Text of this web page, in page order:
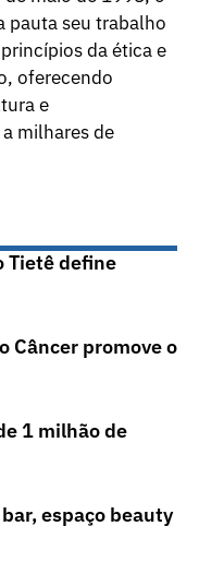
pauta seu trabalho
da ética e
oferecendo
e
milhares de
Tietê define
Câncer promove o
1 milhão de
espaço beauty